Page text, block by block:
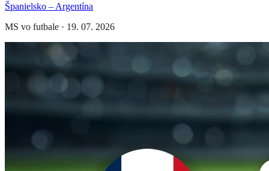
Španielsko – Argentína
MS vo futbale · 19. 07. 2026